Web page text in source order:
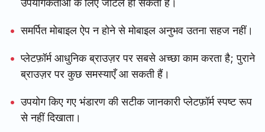
उपयोगकर्ताओं के लिए जटिल हो सकती हैं।
समर्पित मोबाइल ऐप न होने से मोबाइल अनुभव उतना सहज नहीं।
प्लेटफ़ॉर्म आधुनिक ब्राउज़र पर सबसे अच्छा काम करता है; पुराने
ब्राउज़र पर कुछ समस्याएँ आ सकती हैं।
उपयोग किए गए भंडारण की सटीक जानकारी प्लेटफ़ॉर्म स्पष्ट रूप
से नहीं दिखाता।